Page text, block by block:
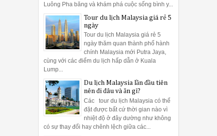
Luông Pha băng và khám phá cuộc sống bình y...
Tour du lịch Malaysia giá rẻ 5
ngày
Tour du lịch Malaysia giá rẻ 5
ngày thăm quan thành phố hành
chính Malaysia mới Putra Jaya,
cùng với các điểm du lịch hấp dẫn ở Kuala
Lump...
Du lịch Malaysia lần đầu tiên
nên đi đâu và ăn gì?
Các tour du lịch Malaysia có thể
đặt được bất cứ thời gian nào vì
nhiệt độ ở đây dường như không
có sự thay đổi hay chênh lệch giữa các...